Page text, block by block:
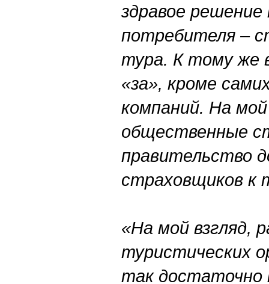
здравое
потребителя –
тура. К тому же
«за», кроме
компаний. На мой
общественные
правительство
страховщиков
«На мой взгляд,
туристических
так достаточно